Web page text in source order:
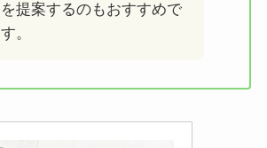
を提案するのもおすすめで
す。